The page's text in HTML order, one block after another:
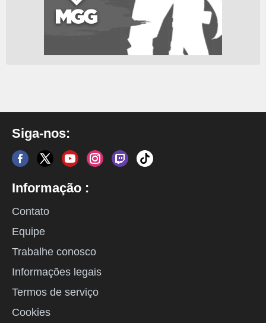
Siga-nos:
Informação :
Contato
Equipe
Trabalhe conosco
Informações legais
Termos de serviço
Cookies